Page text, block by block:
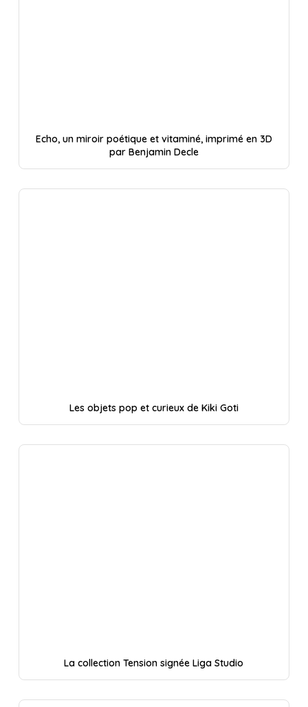
Echo, un miroir poétique et vitaminé, imprimé en 3D
par Benjamin Decle
Les objets pop et curieux de Kiki Goti
La collection Tension signée Liga Studio